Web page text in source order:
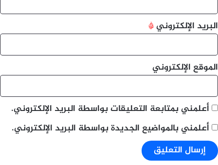
البريد الإلكتروني*
الموقع الإلكتروني
أعلمني بمتابعة التعليقات بواسطة البريد الإلكتروني.
أعلمني بالمواضيع الجديدة بواسطة البريد الإلكتروني.